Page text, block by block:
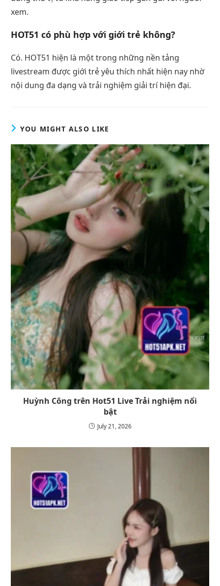
xem.
HOT51 có phù hợp với giới trẻ không?
Có. HOT51 hiện là một trong những nền tảng
livestream được giới trẻ yêu thích nhất hiện nay nhờ
nội dung đa dạng và trải nghiệm giải trí hiện đại.
YOU MIGHT ALSO LIKE
Huỳnh Công trên Hot51 Live Trải nghiệm nổi
bật
July 21, 2026